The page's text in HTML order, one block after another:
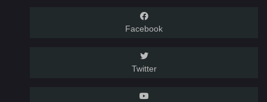
Facebook
Twitter